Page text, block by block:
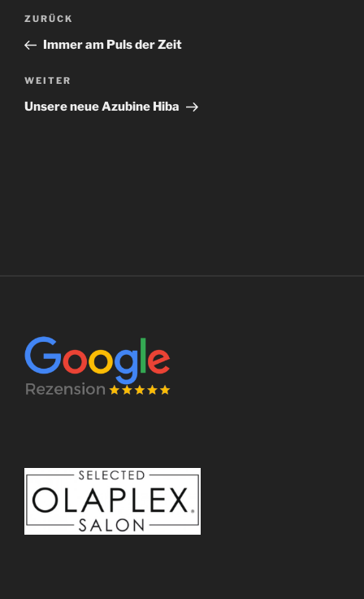
Beitragsnavigation
Vorheriger
Beitrag
ZURÜCK
Immer am Puls der Zeit
Nächster
Beitrag
WEITER
Unsere neue Azubine Hiba